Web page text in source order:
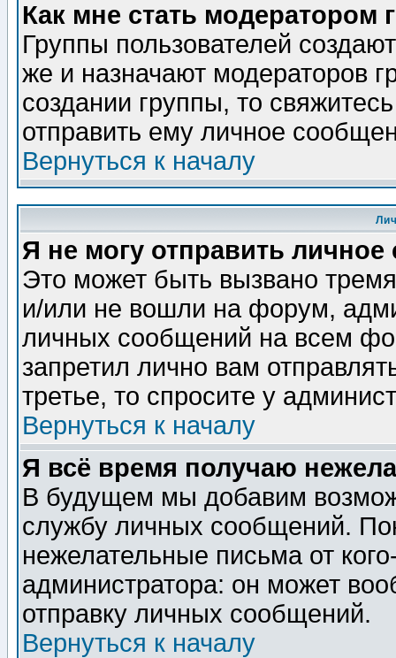
Как мне стать модератором
Группы пользователей
же и назначают модераторов
создании группы, то
отправить ему личное
Вернуться к началу
Я не могу отправить
Это может быть вызвано
и/или не вошли на форум,
личных сообщений на всем
запретил лично вам
третье, то спросите у
Вернуться к началу
Я всё время получаю
В будущем мы добавим
службу личных сообщений.
нежелательные письма от
администратора: он может
отправку личных сообщений.
Вернуться к началу